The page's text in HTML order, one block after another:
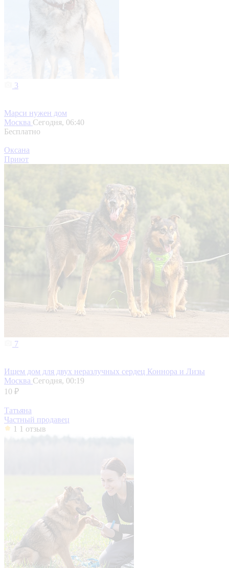
3
Марси нужен дом
Москва Сегодня, 06:40
Бесплатно
Оксана
Приют
7
Ищем дом для двух неразлучных сердец Коннора и Лизы
Москва Сегодня, 00:19
10 ₽
Татьяна
Частный продавец
1 1 отзыв